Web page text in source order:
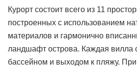
Курорт состоит всего из 11
построенных с использованием
материалов и гармонично
ландшафт острова. Каждая вилла
бассейном и выходом к пляжу. При